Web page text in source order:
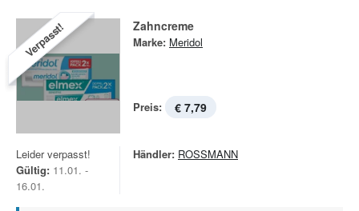
Verpasst! Zahncreme
Marke: Meridol
Preis: € 7,79
Leider verpasst!
Gültig: 11.01. -
16.01.
Händler: ROSSMANN